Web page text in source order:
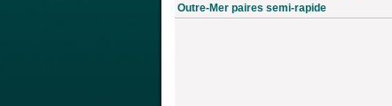
Outre-Mer paires semi-rapide